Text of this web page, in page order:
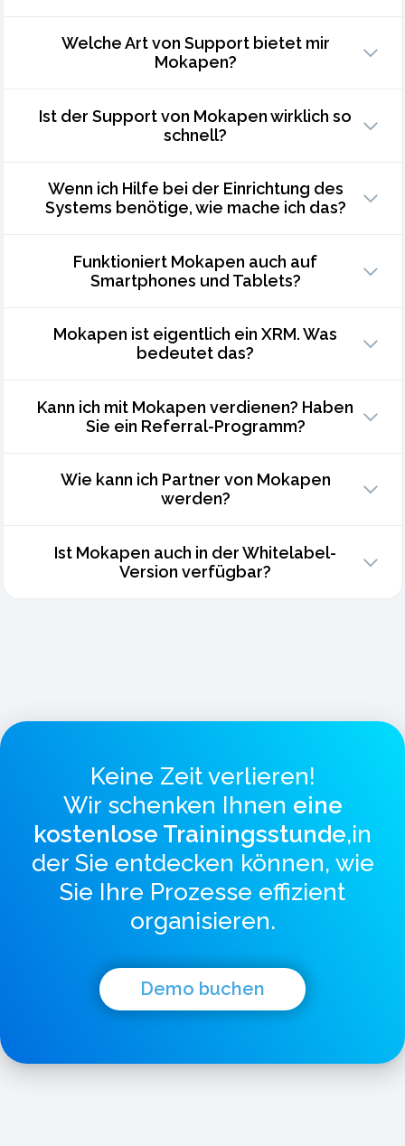
Welche Art von Support bietet mir
Mokapen?
Ist der Support von Mokapen wirklich so
schnell?
Wenn ich Hilfe bei der Einrichtung des
Systems benötige, wie mache ich das?
Funktioniert Mokapen auch auf
Smartphones und Tablets?
Mokapen ist eigentlich ein XRM. Was
bedeutet das?
Kann ich mit Mokapen verdienen? Haben
Sie ein Referral-Programm?
Wie kann ich Partner von Mokapen
werden?
Ist Mokapen auch in der Whitelabel-
Version verfügbar?
Keine Zeit verlieren!
Wir schenken Ihnen eine
kostenlose Trainingsstunde,in
der Sie entdecken können, wie
Sie Ihre Prozesse effizient
organisieren.
Demo buchen